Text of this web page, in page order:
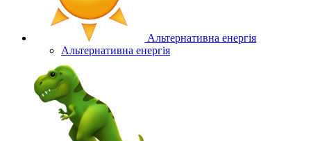
Альтернативна енергія
Альтернативна енергія